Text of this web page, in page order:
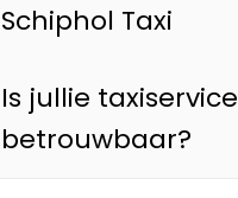
Schiphol Taxi
Is jullie taxiservice
betrouwbaar?